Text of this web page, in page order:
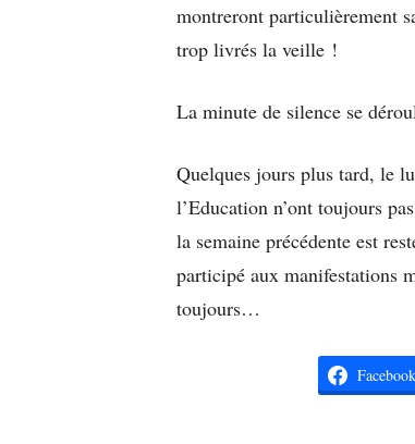
montreront particulièrement
trop livrés la veille !
La minute de silence se
Quelques jours plus tard, le
l’Education n’ont toujours
la semaine précédente est
participé aux manifestations
toujours…
Facebook